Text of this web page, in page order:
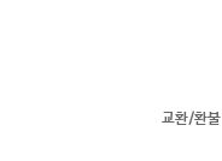
교환/환불